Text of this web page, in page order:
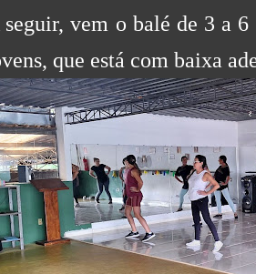
vem o balé de 3 a 6
que está com baixa